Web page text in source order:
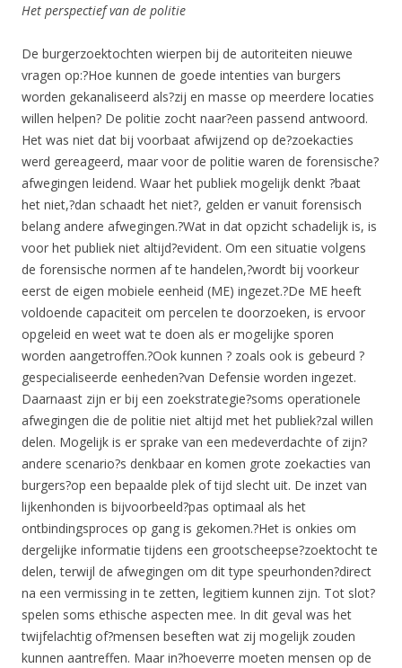
Het perspectief van de politie
De burgerzoektochten wierpen bij de autoriteiten nieuwe
vragen op:?Hoe kunnen de goede intenties van burgers
worden gekanaliseerd als?zij en masse op meerdere locaties
willen helpen? De politie zocht naar?een passend antwoord.
Het was niet dat bij voorbaat afwijzend op de?zoekacties
werd gereageerd, maar voor de politie waren de forensische?
afwegingen leidend. Waar het publiek mogelijk denkt ?baat
het niet,?dan schaadt het niet?, gelden er vanuit forensisch
belang andere afwegingen.?Wat in dat opzicht schadelijk is, is
voor het publiek niet altijd?evident. Om een situatie volgens
de forensische normen af te handelen,?wordt bij voorkeur
eerst de eigen mobiele eenheid (ME) ingezet.?De ME heeft
voldoende capaciteit om percelen te doorzoeken, is ervoor
opgeleid en weet wat te doen als er mogelijke sporen
worden aangetroffen.?Ook kunnen ? zoals ook is gebeurd ?
gespecialiseerde eenheden?van Defensie worden ingezet.
Daarnaast zijn er bij een zoekstrategie?soms operationele
afwegingen die de politie niet altijd met het publiek?zal willen
delen. Mogelijk is er sprake van een medeverdachte of zijn?
andere scenario?s denkbaar en komen grote zoekacties van
burgers?op een bepaalde plek of tijd slecht uit. De inzet van
lijkenhonden is bijvoorbeeld?pas optimaal als het
ontbindingsproces op gang is gekomen.?Het is onkies om
dergelijke informatie tijdens een grootscheepse?zoektocht te
delen, terwijl de afwegingen om dit type speurhonden?direct
na een vermissing in te zetten, legitiem kunnen zijn. Tot slot?
spelen soms ethische aspecten mee. In dit geval was het
twijfelachtig of?mensen beseften wat zij mogelijk zouden
kunnen aantreffen. Maar in?hoeverre moeten mensen op de